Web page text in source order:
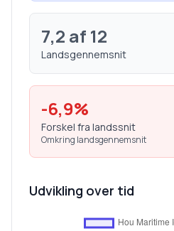
7,2 af 12
Landsgennemsnit
-6,9%
Forskel fra landssnit
Omkring landsgennemsnit
Udvikling over tid